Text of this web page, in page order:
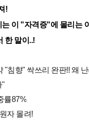
!
이 "자격증"에 몰리는
한 말이..!
"침향" 싹쓰리 완판!! 왜
"
률87%
자 몰려!